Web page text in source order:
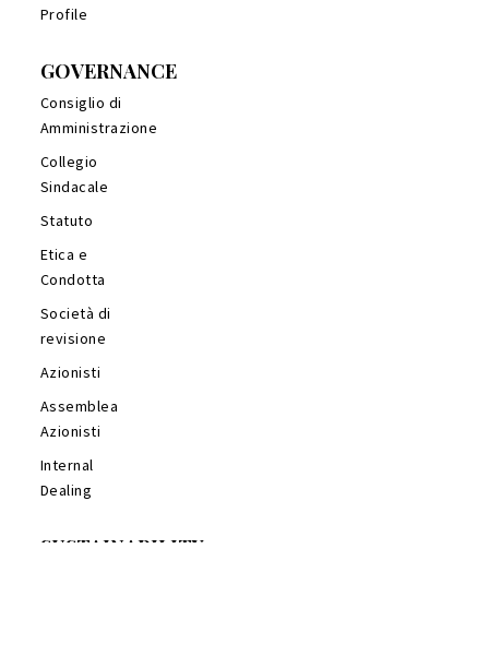
Profile
GOVERNANCE
Consiglio di
Amministrazione
Collegio
Sindacale
Statuto
Etica e
Condotta
Società di
revisione
Azionisti
Assemblea
Azionisti
Internal
Dealing
SUSTAINABILITY